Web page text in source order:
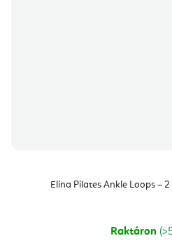
Elina Pilates Ankle Loops –
Raktáron